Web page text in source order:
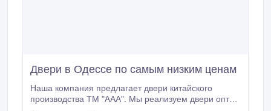
Двери в Одессе по самым низким ценам
Наша компания предлагает двери китайского
производства ТМ "ААА". Мы реализуем двери оптом